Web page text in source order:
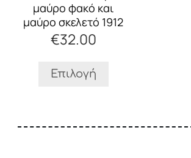
μαύρο φακό και
μαύρο σκελετό 1912
€32.00
Επιλογή
επιλογές
μπορούν
επιλεγούν
σελίδα